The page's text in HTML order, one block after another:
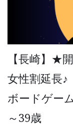
【長崎】★
女性割延長
ボードゲー
～39歳